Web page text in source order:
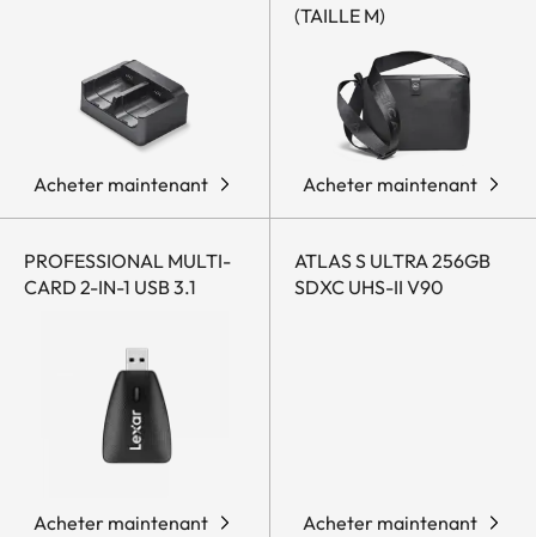
Acheter maintenant
(TAILLE M)
Acheter maintenant
PROFESSIONAL MULTI-
CARD 2-IN-1 USB 3.1
Acheter maintenant
ATLAS S ULTRA 256GB
SDXC UHS-II V90
Acheter maintenant